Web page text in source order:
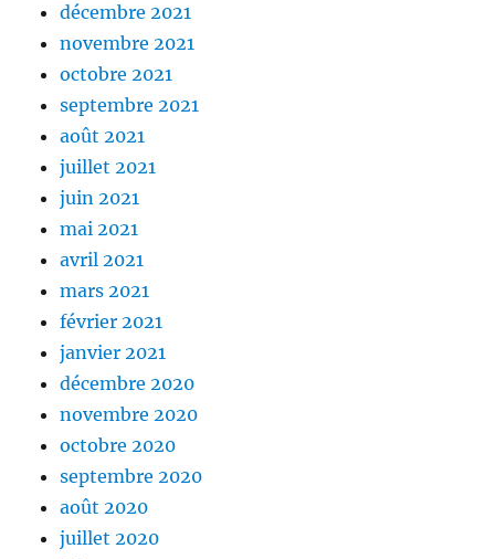
décembre 2021
novembre 2021
octobre 2021
septembre 2021
août 2021
juillet 2021
juin 2021
mai 2021
avril 2021
mars 2021
février 2021
janvier 2021
décembre 2020
novembre 2020
octobre 2020
septembre 2020
août 2020
juillet 2020